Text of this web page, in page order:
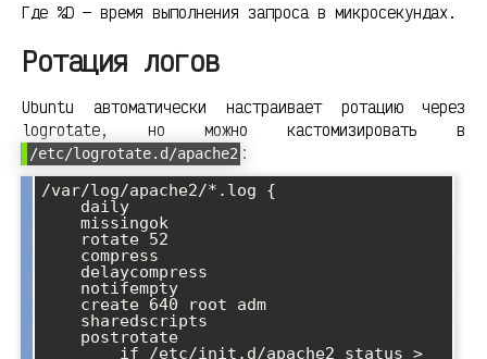
Где %D — время выполнения запроса в микросекундах.
Ротация логов
Ubuntu автоматически настраивает ротацию через
logrotate, но можно кастомизировать в
/etc/logrotate.d/apache2 :
/var/log/apache2/*.log {